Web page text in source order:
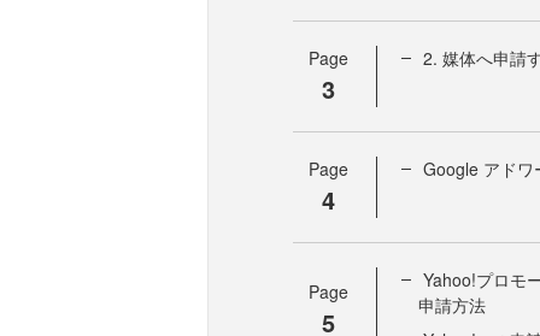
Page
3
2. 媒体へ申請
Page
4
Google アドワ
Page
5
Yahoo!プロモ
申請方法